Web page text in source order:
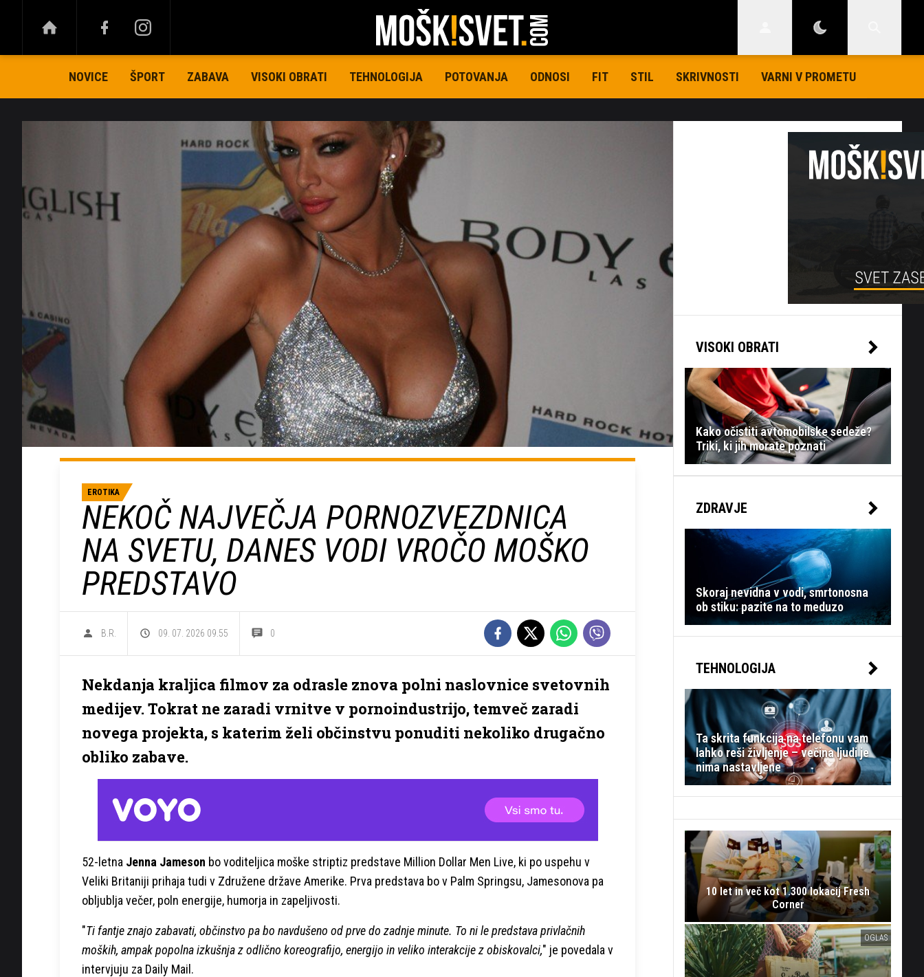
NOVICE ŠPORT ZABAVA VISOKI OBRATI TEHNOLOGIJA POTOVANJA ODNOSI FIT STIL SKRIVNOSTI VARNI V PROMETU
EROTIKA
NEKOČ NAJVEČJA PORNOZVEZDNICA
NA SVETU, DANES VODI VROČO MOŠKO
PREDSTAVO
B.R. 09. 07. 2026 09.55 0
Nekdanja kraljica filmov za odrasle znova polni naslovnice svetovnih
medijev. Tokrat ne zaradi vrnitve v pornoindustrijo, temveč zaradi
novega projekta, s katerim želi občinstvu ponuditi nekoliko drugačno
obliko zabave.
52-letna Jenna Jameson bo voditeljica moške striptiz predstave Million Dollar Men Live, ki po uspehu v
Veliki Britaniji prihaja tudi v Združene države Amerike. Prva predstava bo v Palm Springsu, Jamesonova pa
obljublja večer, poln energije, humorja in zapeljivosti.
"Ti fantje znajo zabavati, občinstvo pa bo navdušeno od prve do zadnje minute. To ni le predstava privlačnih
moških, ampak popolna izkušnja z odlično koreografijo, energijo in veliko interakcije z obiskovalci," je povedala v
intervjuju za Daily Mail.
VISOKI OBRATI
Kako očistiti avtomobilske sedeže?
Triki, ki jih morate poznati
ZDRAVJE
Skoraj nevidna v vodi, smrtonosna
ob stiku: pazite na to meduzo
TEHNOLOGIJA
Ta skrita funkcija na telefonu vam
lahko reši življenje – večina ljudi je
nima nastavljene
10 let in več kot 1.300 lokacij Fresh
Corner
OGLAS